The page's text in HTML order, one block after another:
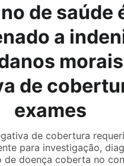
de saúde
a
de
exames
de cobertura
para investigação,
de doença coberta no